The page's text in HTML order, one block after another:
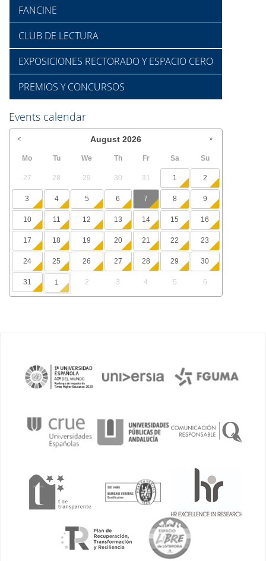
FANCINE
CLUB DE LECTURA
EXPOSICIONES RECTORADO Y ESPACIO CERO
PREMIOS Y CONCURSOS
Events calendar
August 2026
Mo Tu We Th Fr Sa Su
27 28 29 30 31 1 2
3 4 5 6 7 8 9
10 11 12 13 14 15 16
17 18 19 20 21 22 23
24 25 26 27 28 29 30
31 1 2 3 4 5 6